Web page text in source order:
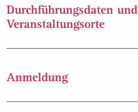
Durchführungsdaten und
Veranstaltungsorte
Dauer: 4 Tage
Rechnungsstellung in Euro möglich
Anmeldung